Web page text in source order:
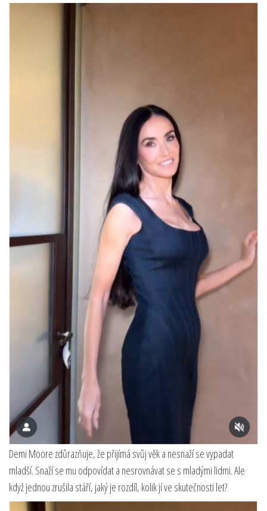
Demi Moore zdůrazňuje, že přijímá svůj věk a nesnaží se vypadat
mladší. Snaží se mu odpovídat a nesrovnávat se s mladými lidmi. Ale
když jednou zrušila stáří, jaký je rozdíl, kolik jí ve skutečnosti let?